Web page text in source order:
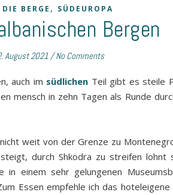
BERGE , SÜDEUROPA
Bergen
August 2021/ No Comments
auch im südlichen Teil gibt es steile
mensch in zehn Tagen als Runde
weit von der Grenze zu
durch Shkodra zu streifen lohnt
in einem sehr gelungenen
Essen empfehle ich das